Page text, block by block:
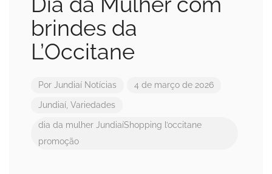
brindes da
L’Occitane
Por Jundiaí Notícias 4 de março de 2026
Jundiaí, Variedades
dia da mulher JundiaíShopping l’occitane
promoção